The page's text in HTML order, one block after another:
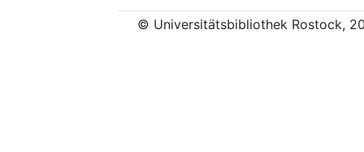
© Universitätsbibliothek Rostock,